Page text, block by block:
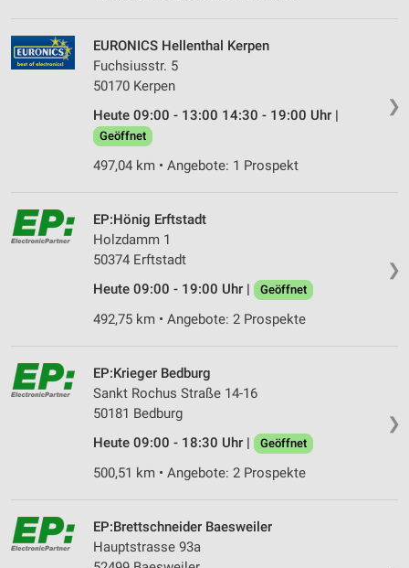
❯
EURONICS Hellenthal Kerpen
Fuchsiusstr. 5
50170 Kerpen
Heute 09:00 - 13:00 14:30 - 19:00 Uhr |
Geöffnet
497,04 km • Angebote: 1 Prospekt
❯
EP:Hönig Erftstadt
Holzdamm 1
50374 Erftstadt
Heute 09:00 - 19:00 Uhr |
Geöffnet
492,75 km • Angebote: 2 Prospekte
❯
EP:Krieger Bedburg
Sankt Rochus Straße 14-16
50181 Bedburg
Heute 09:00 - 18:30 Uhr |
Geöffnet
500,51 km • Angebote: 2 Prospekte
EP:Brettschneider Baesweiler
Hauptstrasse 93a